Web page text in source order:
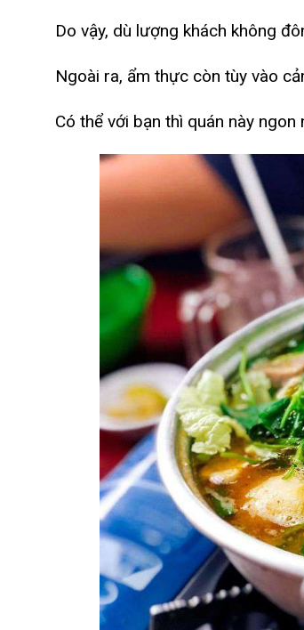
Do vậy, dù lượng khách không
Ngoài ra, ẩm thực còn tùy vào
Có thể với bạn thì quán này